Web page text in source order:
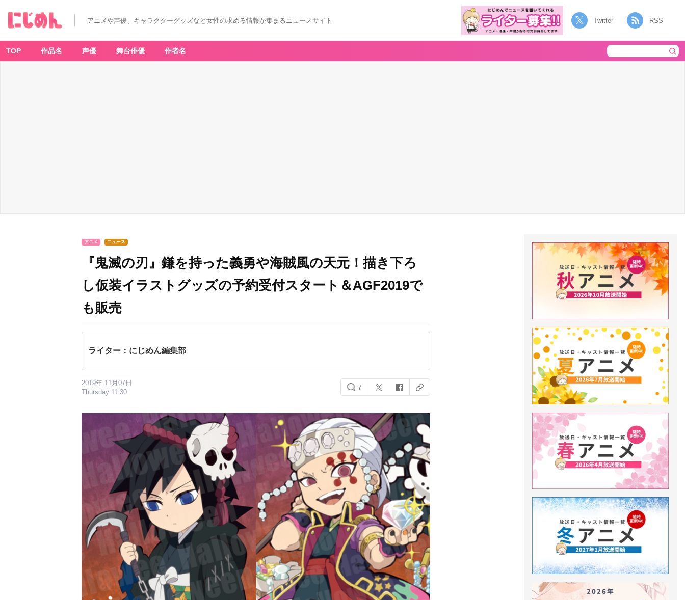
アニメや声優、キャラクターグッズなど女性の求める情報が集まるニュースサイト Twitter RSS
TOP 作品名 声優 舞台俳優 作者名
アニメ ニュース
『鬼滅の刃』鎌を持った義勇や海賊風の天元！描き下ろ
し仮装イラストグッズの予約受付スタート＆AGF2019で
も販売
ライター：にじめん編集部
2019年 11月07日
Thursday 11:30
7